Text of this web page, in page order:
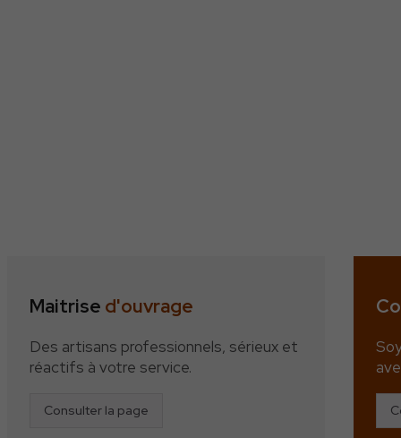
Maitrise d'ouvrage
Des artisans professionnels, sérieux et
réactifs à votre service.
Consulter la page